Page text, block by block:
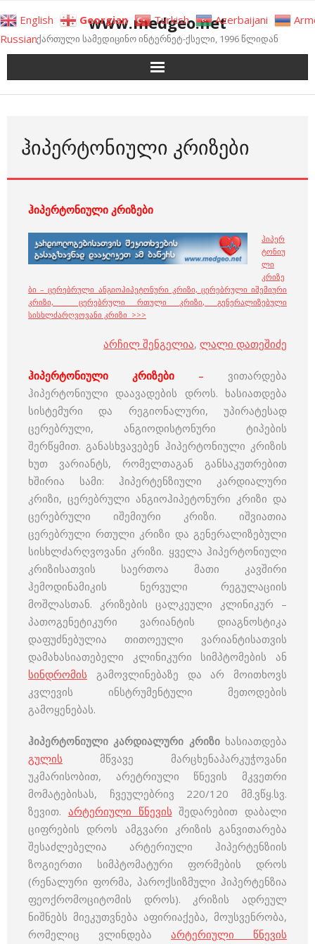
to
content
www.medgeo.net
ქართული სამედიცინო ინტერნეტ-ქსელი, 1996 წლიდან
ᲰᲘᲞᲔᲠᲢᲝᲜᲘᲣᲚᲘ ᲙᲠᲘᲖᲔᲑᲘ
ჰიპერტონიული კრიზები
ჰიპერ
ტონიუ
ლი
კრიზე
ბი – ცერებრული ანგიოჰიპეტონური კრიზი, ცერებრული იშემიური
კრიზი, ცერებრული რთული კრიზი, გენერალიზებული
სისხლძარღვოვანი კრიზი >>>
არჩილ შენგელია, ლალი დათეშიძე
ჰიპერტონიული კრიზები – ვითარდება
ჰიპერტონიული დაავადების დროს. ხასიათდება
სისტემური და რეგიონალური, უპირატესად
ცერებრული, ანგიოდისტონური ტიპების
შერწყმით. განასხვავებენ ჰიპერტონიული კრიზის
ხუთ ვარიანტს, რომელთაგან განსაკუთრებით
ხშირია სამი: ჰიპერტენზიული კარდიალური
კრიზი, ცერებრული ანგიოჰიპეტონური კრიზი და
ცერებრული იშემიური კრიზი. იშვიათია
ცერებრული რთული კრიზი და გენერალიზებული
სისხლძარღვოვანი კრიზი. ყველა ჰიპერტონიული
კრიზისათვის საერთოა მათი კავშირი
ჰემოდინამიკის ნერვული რეგულაციის
მოშლასთან. კრიზების ცალკეული კლინიკურ –
პათოგენეტიკური ვარიანტის დიაგნოსტიკა
დაფუძნებულია თითოეული ვარიანტისათვის
დამახასიათებელი კლინიკური სიმპტომების ან
სინდრომის გამოვლინებაზე და არ მოითხოვს
კვლევის ინსტრუმენტული მეთოდების
გამოყენებას.
ჰიპერტონიული კარდიალური კრიზიხასიათდება
გულის მწვავე მარცხენაპარკუჭოვანი
უკმარისობით, არეტრიული წნევის მკვეთრი
მომატებისას, ჩვეულებრივ 220/120 მმ.ვწყ.სვ.
ზევით. არტერიული წნევის შედარებით დაბალი
ციფრების დროს ამგვარი კრიზის განვითარება
შესაძლებელია არტერიული ჰიპერტენზიის
ზოგიერთი სიმპტომატური ფორმების დროს
(რენალური ფორმა, პაროქსიზმული ჰიპერტენზია
ფეოქრომოციტომის დროს). კრიზის ადრეულ
ნიშნებს მიეკუთვნება აფირიაქება, მოუსვენრობა,
რომელიც ვლინდება არტერიული წნევის
English Georgian Turkish Azerbaijani
Russian